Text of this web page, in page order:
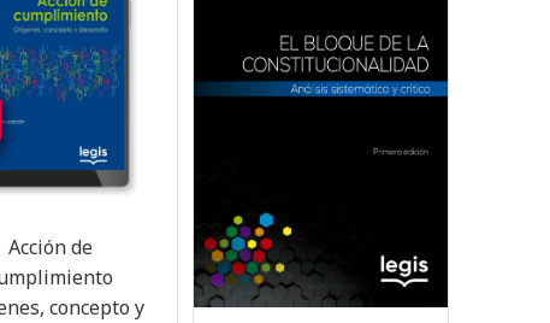
Acción de
concepto y